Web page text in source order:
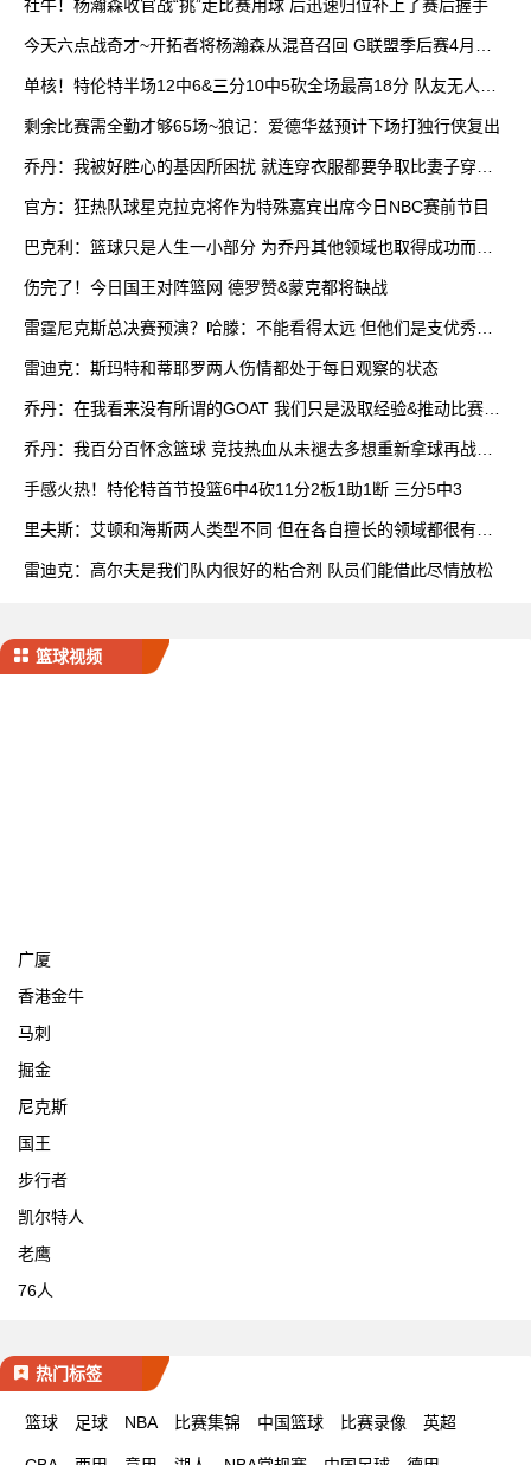
社牛！杨瀚森收官战“挑”走比赛用球 后迅速归位补上了赛后握手
今天六点战奇才~开拓者将杨瀚森从混音召回 G联盟季后赛4月开
单核！特伦特半场12中6&三分10中5砍全场最高18分 队友无人上
剩余比赛需全勤才够65场~狼记：爱德华兹预计下场打独行侠复出
乔丹：我被好胜心的基因所困扰 就连穿衣服都要争取比妻子穿得
官方：狂热队球星克拉克将作为特殊嘉宾出席今日NBC赛前节目
巴克利：篮球只是人生一小部分 为乔丹其他领域也取得成功而自
伤完了！今日国王对阵篮网 德罗赞&蒙克都将缺战
雷霆尼克斯总决赛预演？哈滕：不能看得太远 但他们是支优秀球
雷迪克：斯玛特和蒂耶罗两人伤情都处于每日观察的状态
乔丹：在我看来没有所谓的GOAT 我们只是汲取经验&推动比赛发
乔丹：我百分百怀念篮球 竞技热血从未褪去多想重新拿球再战一
手感火热！特伦特首节投篮6中4砍11分2板1助1断 三分5中3
里夫斯：艾顿和海斯两人类型不同 但在各自擅长的领域都很有效
雷迪克：高尔夫是我们队内很好的粘合剂 队员们能借此尽情放松
篮球视频
广厦
香港金牛
马刺
掘金
尼克斯
国王
步行者
凯尔特人
老鹰
76人
热门标签
篮球 足球 NBA 比赛集锦 中国篮球 比赛录像 英超